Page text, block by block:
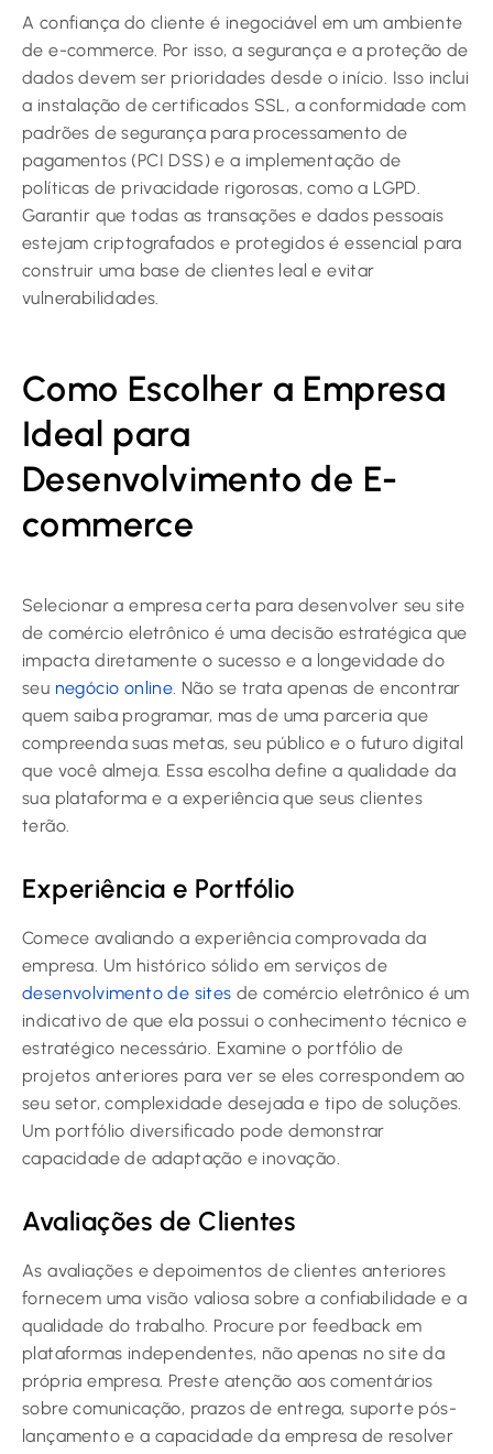
A confiança do cliente é inegociável em um ambiente
de e-commerce. Por isso, a segurança e a proteção de
dados devem ser prioridades desde o início. Isso inclui
a instalação de certificados SSL, a conformidade com
padrões de segurança para processamento de
pagamentos (PCI DSS) e a implementação de
políticas de privacidade rigorosas, como a LGPD.
Garantir que todas as transações e dados pessoais
estejam criptografados e protegidos é essencial para
construir uma base de clientes leal e evitar
vulnerabilidades.
Como Escolher a Empresa
Ideal para
Desenvolvimento de E-
commerce
Selecionar a empresa certa para desenvolver seu site
de comércio eletrônico é uma decisão estratégica que
impacta diretamente o sucesso e a longevidade do
seu negócio online. Não se trata apenas de encontrar
quem saiba programar, mas de uma parceria que
compreenda suas metas, seu público e o futuro digital
que você almeja. Essa escolha define a qualidade da
sua plataforma e a experiência que seus clientes
terão.
Experiência e Portfólio
Comece avaliando a experiência comprovada da
empresa. Um histórico sólido em serviços de
desenvolvimento de sites de comércio eletrônico é um
indicativo de que ela possui o conhecimento técnico e
estratégico necessário. Examine o portfólio de
projetos anteriores para ver se eles correspondem ao
seu setor, complexidade desejada e tipo de soluções.
Um portfólio diversificado pode demonstrar
capacidade de adaptação e inovação.
Avaliações de Clientes
As avaliações e depoimentos de clientes anteriores
fornecem uma visão valiosa sobre a confiabilidade e a
qualidade do trabalho. Procure por feedback em
plataformas independentes, não apenas no site da
própria empresa. Preste atenção aos comentários
sobre comunicação, prazos de entrega, suporte pós-
lançamento e a capacidade da empresa de resolver